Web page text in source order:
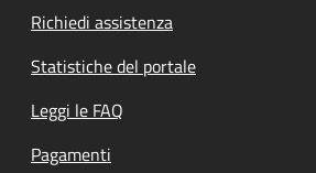
Richiedi assistenza
Statistiche del portale
Leggi le FAQ
Pagamenti